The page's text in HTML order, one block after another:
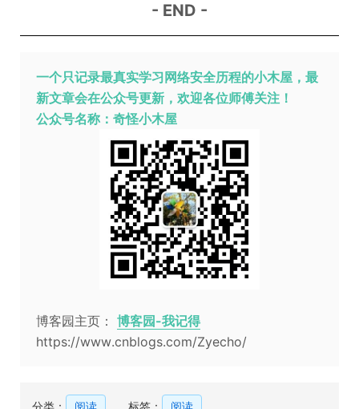
- END -
一个只记录最真实学习网络安全历程的小木屋，最
新文章会在公众号更新，欢迎各位师傅关注！
公众号名称：奇怪小木屋
博客园主页： 博客园-我记得
https://www.cnblogs.com/Zyecho/
分类： 阅读 标签： 阅读